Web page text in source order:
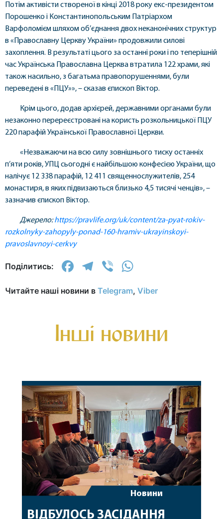
Потім активісти створеної в кінці 2018 року екс-президентом
Порошенко і Константинопольським Патріархом
Варфоломієм шляхом об’єднання двох неканонічних структур
в «Православну Церкву України» продовжили силові
захоплення. В результаті цього за останні роки і по теперішній
час Українська Православна Церква втратила 122 храми, які
також насильно, з багатьма правопорушеннями, були
переведені в «ПЦУ»», – сказав єпископ Віктор.
Крім цього, додав архієрей, державними органами були
незаконно перереєстровані на користь розкольницької ПЦУ
220 парафій Української Православної Церкви.
«Незважаючи на всю силу зовнішнього тиску останніх
п’яти років, УПЦ сьогодні є найбільшою конфесією України, що
налічує 12 338 парафій, 12 411 священнослужителів, 254
монастиря, в яких підвизаються близько 4,5 тисячі ченців», –
зазначив єпископ Віктор.
Джерело:https://pravlife.org/uk/content/za-pyat-rokiv-
rozkolnyky-zahopyly-ponad-160-hramiv-ukrayinskoyi-
pravoslavnoyi-cerkvy
Поділитись: Facebook
Telegram
Viber
Читайте наші новини в Telegram, Viber
Інші новини
Новини
ВІДБУЛОСЬ ЗАСІДАННЯ